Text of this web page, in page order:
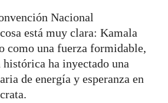
Nacional
está muy clara: Kamala
como una fuerza formidable,
ha inyectado una
de energía y esperanza en